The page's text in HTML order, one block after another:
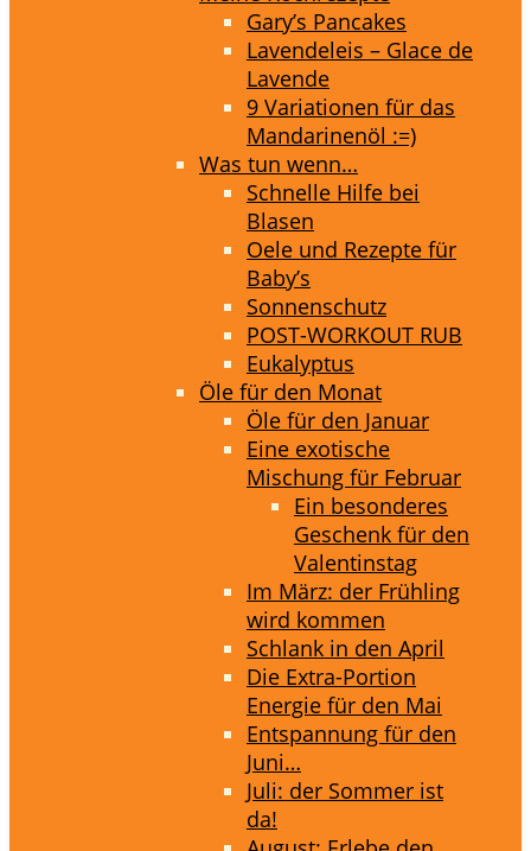
Gary’s Pancakes
Lavendeleis – Glace de
Lavende
9 Variationen für das
Mandarinenöl :=)
Was tun wenn…
Schnelle Hilfe bei
Blasen
Oele und Rezepte für
Baby’s
Sonnenschutz
POST-WORKOUT RUB
Eukalyptus
Öle für den Monat
Öle für den Januar
Eine exotische
Mischung für Februar
Ein besonderes
Geschenk für den
Valentinstag
Im März: der Frühling
wird kommen
Schlank in den April
Die Extra-Portion
Energie für den Mai
Entspannung für den
Juni…
Juli: der Sommer ist
da!